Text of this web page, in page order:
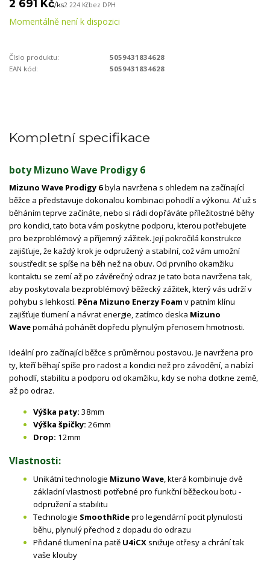
2 691 Kč/ks2 224 Kčbez DPH
Momentálně není k dispozici
Číslo produktu:
5059431834628
EAN kód:
5059431834628
Kompletní specifikace
boty Mizuno Wave Prodigy 6
Mizuno Wave Prodigy 6byla navržena s ohledem na začínající
běžce a představuje dokonalou kombinaci pohodlí a výkonu. Ať už s
běháním teprve začínáte, nebo si rádi dopřáváte příležitostné běhy
pro kondici, tato bota vám poskytne podporu, kterou potřebujete
pro bezproblémový a příjemný zážitek. Její pokročilá konstrukce
zajišťuje, že každý krok je odpružený a stabilní, což vám umožní
soustředit se spíše na běh než na obuv. Od prvního okamžiku
kontaktu se zemí až po závěrečný odraz je tato bota navržena tak,
aby poskytovala bezproblémový běžecký zážitek, který vás udrží v
pohybu s lehkostí. Pěna Mizuno Enerzy Foam v patním klínu
zajišťuje tlumení a návrat energie, zatímco deska Mizuno
Wavepomáhá pohánět dopředu plynulým přenosem hmotnosti.
Ideální pro začínající běžce s průměrnou postavou. Je navržena pro
ty, kteří běhají spíše pro radost a kondici než pro závodění, a nabízí
pohodlí, stabilitu a podporu od okamžiku, kdy se noha dotkne země,
až po odraz.
Výška paty: 38mm
Výška špičky: 26mm
Drop: 12mm
Vlastnosti:
Unikátní technologie Mizuno Wave , která kombinuje dvě
základní vlastnosti potřebné pro funkční běžeckou botu -
odpružení a stabilitu
Technologie SmoothRidepro legendární pocit plynulosti
běhu, plynulý přechod z dopadu do odrazu
Přidané tlumení na patě U4iCX snižuje otřesy a chrání tak
vaše klouby